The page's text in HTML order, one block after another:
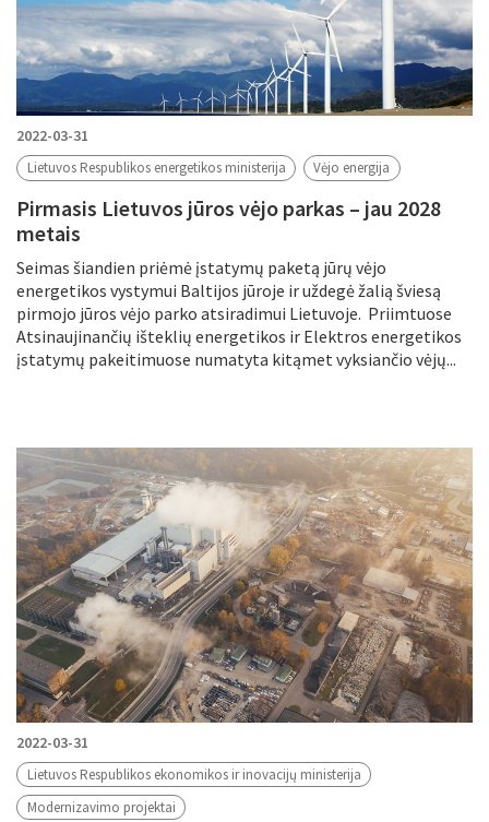
2022-03-31
Lietuvos Respublikos energetikos ministerija Vėjo energija
Pirmasis Lietuvos jūros vėjo parkas – jau 2028
metais
Seimas šiandien priėmė įstatymų paketą jūrų vėjo
energetikos vystymui Baltijos jūroje ir uždegė žalią šviesą
pirmojo jūros vėjo parko atsiradimui Lietuvoje. Priimtuose
Atsinaujinančių išteklių energetikos ir Elektros energetikos
įstatymų pakeitimuose numatyta kitąmet vyksiančio vėjų...
2022-03-31
Lietuvos Respublikos ekonomikos ir inovacijų ministerija
Modernizavimo projektai